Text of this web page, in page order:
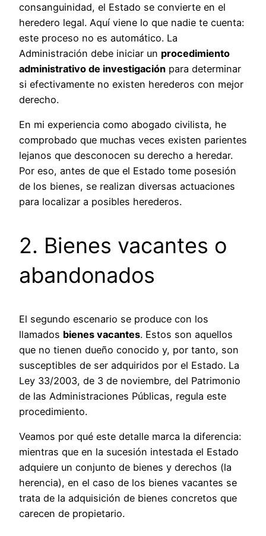
consanguinidad, el Estado se convierte en el
heredero legal. Aquí viene lo que nadie te cuenta:
este proceso no es automático. La
Administración debe iniciar un procedimiento
administrativo de investigación para determinar
si efectivamente no existen herederos con mejor
derecho.
En mi experiencia como abogado civilista, he
comprobado que muchas veces existen parientes
lejanos que desconocen su derecho a heredar.
Por eso, antes de que el Estado tome posesión
de los bienes, se realizan diversas actuaciones
para localizar a posibles herederos.
2. Bienes vacantes o
abandonados
El segundo escenario se produce con los
llamados bienes vacantes. Estos son aquellos
que no tienen dueño conocido y, por tanto, son
susceptibles de ser adquiridos por el Estado. La
Ley 33/2003, de 3 de noviembre, del Patrimonio
de las Administraciones Públicas, regula este
procedimiento.
Veamos por qué este detalle marca la diferencia:
mientras que en la sucesión intestada el Estado
adquiere un conjunto de bienes y derechos (la
herencia), en el caso de los bienes vacantes se
trata de la adquisición de bienes concretos que
carecen de propietario.